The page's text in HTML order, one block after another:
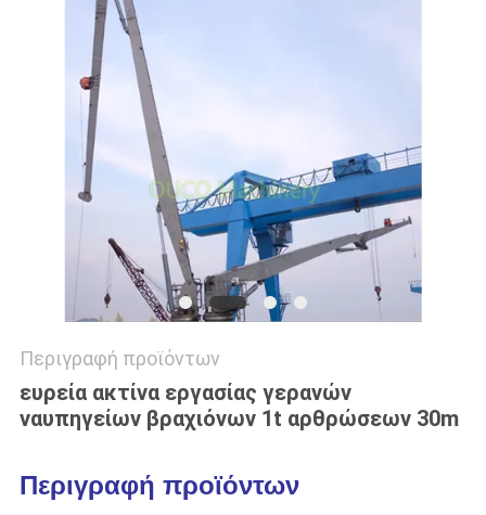
SITEMAP
ΠΟΛΙΤΙΚΉ
ΑΠΟΡΡΉΤΟΥ
Περιγραφή προϊόντων
ευρεία ακτίνα εργασίας γερανών
ναυπηγείων βραχιόνων 1t αρθρώσεων 30m
Περιγραφή προϊόντων